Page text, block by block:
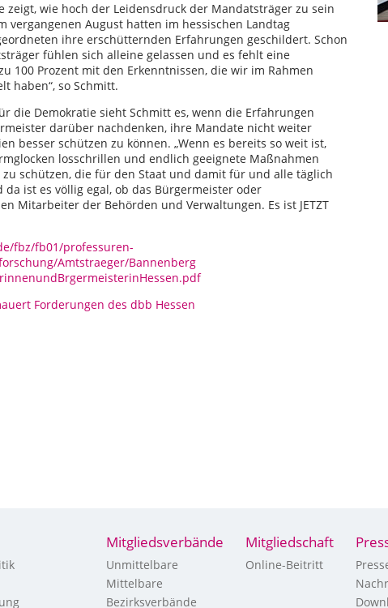
zeigt, wie hoch der Leidensdruck der Mandatsträger zu sein
vergangenen August hatten im hessischen Landtag
ihre erschütternden Erfahrungen geschildert. Schon
fühlen sich alleine gelassen und es fehlt eine
100 Prozent mit den Erkenntnissen, die wir im Rahmen
haben“, so Schmitt.
die Demokratie sieht Schmitt es, wenn die Erfahrungen
darüber nachdenken, ihre Mandate nicht weiter
besser schützen zu können. „Wenn es bereits so weit ist,
losschrillen und endlich geeignete Maßnahmen
schützen, die für den Staat und damit für und alle täglich
da ist es völlig egal, ob das Bürgermeister oder
Mitarbeiter der Behörden und Verwaltungen. Es ist JETZT
fbz/fb01/professuren-
Amtstraeger/Bannenberg
Forderungen des dbb Hessen
Hessen
103 (Praedium)
Nöthen
28 17 80
Mitgliedsverbände
Unmittelbare
Mittelbare
Bezirksverbände
Mitgliedschaft
Online-Beitritt